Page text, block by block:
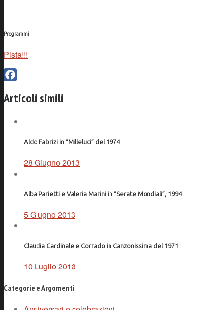
Programmi
Pista!!!
Articoli simili
Aldo Fabrizi in “Milleluci” del 1974
28 Giugno 2013
Alba Parietti e Valeria Marini in “Serate Mondiali”, 1994
5 Giugno 2013
Claudia Cardinale e Corrado in Canzonissima del 1971
10 Luglio 2013
Categorie e Argomenti